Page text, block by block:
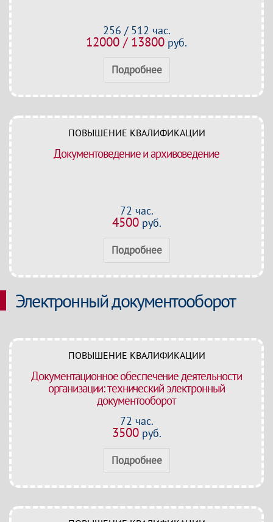
256 / 512 час.
12000 / 13800 руб.
Подробнее
ПОВЫШЕНИЕ КВАЛИФИКАЦИИ
Документоведение и архивоведение
72 час.
4500руб.
Подробнее
Электронный документооборот
ПОВЫШЕНИЕ КВАЛИФИКАЦИИ
Документационное обеспечение деятельности
организации: технический электронный
документооборот
72 час.
3500руб.
Подробнее